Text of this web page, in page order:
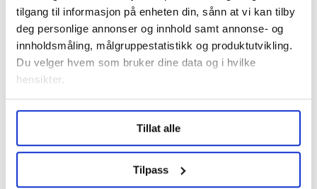
tilgang til informasjon på enheten din, sånn at vi kan tilby
deg personlige annonser og innhold samt annonse- og
innholdsmåling, målgruppestatistikk og produktutvikling.
Du velger hvem som bruker dine data og i hvilke
hensikter.
Undermer infokan du lese om hvordan dine personlige
data behandles og hvordan du kan velge hvordan de skal
brukes. Du kan hele tiden endre eller trekke tilbake ditt
samtykke fra erklæringen om informasjonskapsler.
Tillat alle
Tilpass
– Jeg ser fram til en spennende valgkamp hvor Høyre
skal snakke om hvordan vi kan skape flere jobber og gi
barna våre en god skole. Nå må de fire partiene
(Høyre, Frp, Venstre og KrF, red.anm.) brette opp
ermene og finne gode løsninger sammen. Det er fullt
mulig med flertall ved valget, sier Erna Solberg til
– Alle dette gjelder er nå
sjeleglade for å beholde dagpengesatsen. Det